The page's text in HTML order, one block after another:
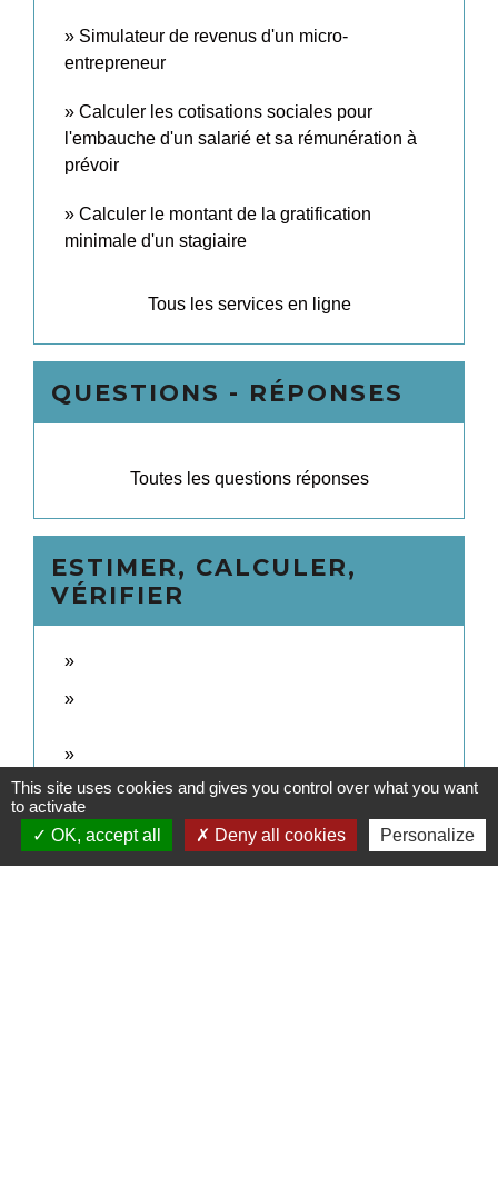
Simulateur de revenus d'un micro-
entrepreneur
Calculer les cotisations sociales pour
l'embauche d'un salarié et sa rémunération à
prévoir
Calculer le montant de la gratification
minimale d'un stagiaire
Tous les services en ligne
QUESTIONS - RÉPONSES
Toutes les questions réponses
ESTIMER, CALCULER,
VÉRIFIER
This site uses cookies and gives you control over what you want
to activate
OK, accept all
Deny all cookies Personalize